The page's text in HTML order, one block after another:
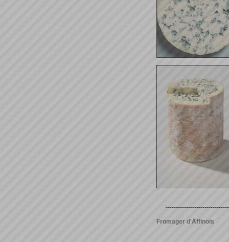
Fromager d'Affinois